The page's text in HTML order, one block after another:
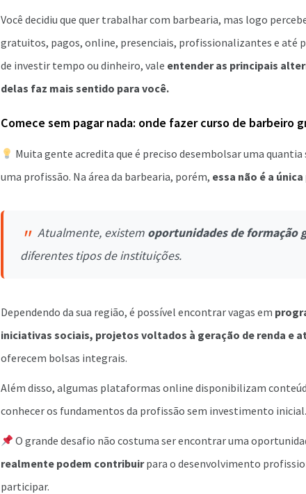
Você decidiu que quer trabalhar com barbearia, mas logo
gratuitos, pagos, online, presenciais, profissionalizantes e até
de investir tempo ou dinheiro, vale entender as principais
delas faz mais sentido para você.
Comece sem pagar nada: onde fazer curso de barbeiro
Muita gente acredita que é preciso desembolsar uma
uma profissão. Na área da barbearia, porém, essa não é a
Atualmente, existem oportunidades de formação
diferentes tipos de instituições.
Dependendo da sua região, é possível encontrar vagas em
iniciativas sociais, projetos voltados à geração de renda e
oferecem bolsas integrais.
Além disso, algumas plataformas online disponibilizam
conhecer os fundamentos da profissão sem investimento inicial.
O grande desafio não costuma ser encontrar uma
realmente podem contribuirpara o desenvolvimento
participar.